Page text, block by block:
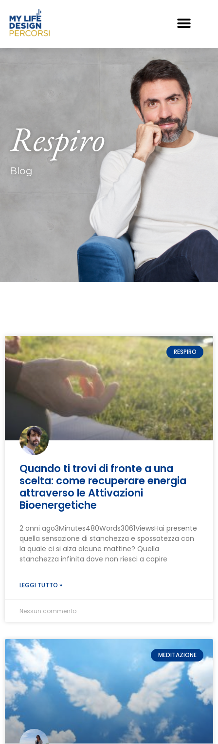
Respiro
Blog
RESPIRO
Quando ti trovi di fronte a una
scelta: come recuperare energia
attraverso le Attivazioni
Bioenergetiche
2 anni ago3Minutes480Words3061ViewsHai presente
quella sensazione di stanchezza e spossatezza con
la quale ci si alza alcune mattine? Quella
stanchezza infinita dove non riesci a capire
LEGGI TUTTO »
Nessun commento
MEDITAZIONE